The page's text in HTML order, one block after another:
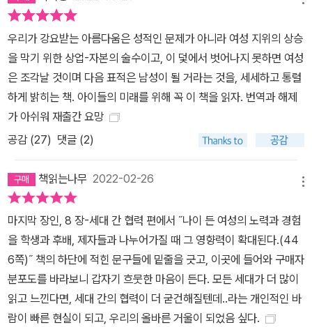
래카드가 아니라, 바로 사물을 바라보는 프레임의 변화라는 사실을
명확히 보여주고 있다. 브루넬대학교의 교수이자 베스트셀러 작가인
페이 웰던의 말처럼, 이 책이 현대 여성에게는 필독서이고, 글래머에
게는 경고장이며, 페미니스트에게는 한 단계 높은 강좌이고, 거식증
과 폭식증 환자에게는 엄중한 교정서가 되어 여성에 대한 시각을 획
기적으로 바꿔줄 것이다. 순종, 모성애, 아름다움 등 여성성이 권력과
시스템에 의해 형성됐음을 고발한 세계적 베스트셀러 “도발적이고
통찰력 가득한 경고장이자, 세상의 모든 여성과 남성이 반드시 읽어
야 할 책!” _〈라이브러리저널〉 이 책에는 여성의 아름다움을 사회적
구성물로 간주하는 이른바 문화적 상대주의와 자본주의의 이면이 집
약되어 있다. 나오미 울프는 “아름다움은 현대 서구사회에서 남성의
지배를 공고하게 만드는 마지막 신념체계”라고 주장하며, 여성이라
면 당연하게 받아들여지는 다이어트와 화장 등 외모 가꾸기로 여성을
옭아매는 현실을 꿰뚫고, 신문 기사와 인터뷰, 논문, 저작 등 수많은
연구를 상식적인 관점으로 철저하게 분석하여 권력구조의 비합리성
을 밝혔다. 특히 일·문화·종교·섹스·굶주림·폭력 등 6대 영역에서 아름
다움의 신화에 의해 여성의 삶이 파괴되는 실상을 섬뜩할 정도로 생
우리가 강요받는 아름다움은 성적인 문제가 아니라 여성 지위의 상승
을 막기 위한 상업-자본의 술수이고, 이 덫에서 벗어나지 못하면 여성
은 조각날 것이며 다음 표적은 남성이 될 거라는 것을, 세세하고 통렬
하게 밝히는 책. 아이들의 미래를 위해 꼭 이 책을 읽자. 번역과 해제
가 아쉬워 재출간 요망
공감 (27) 댓글 (2)
책읽는나무 2022-02-26
마지막 장인, 8 장-세대 간 협력 편에서 ˝나이 든 여성의 노력과 경험
을 학생과 후배, 제자들과 나누어가질 때 그 영향력이 확대된다.(44
6쪽)˝ 책의 하단에 적힌 문구들에 밑줄을 긋고, 이곳에 들어와 구매자
분포도를 바라보니 갑자기 흐뭇한 마음이 든다. 모든 세대가 더 많이
읽고 느낀다면, 세대 간의 협력이 더 굳건해질텐데..라는 개인적인 바
람이 빠른 현실이 되고, 우리의 올바른 거울이 되었음 싶다.